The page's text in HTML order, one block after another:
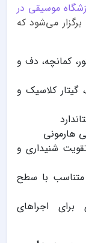
موسیقی در
می‌شود که
کمانچه، دف و
گیتار کلاسیک و
هارمونی
شنیداری و
با سطح
برای اجراهای